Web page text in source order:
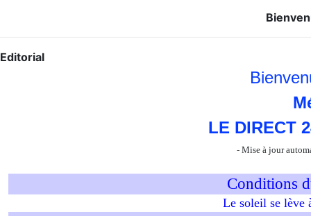
Editorial
LE DIRECT
- Mise à jour